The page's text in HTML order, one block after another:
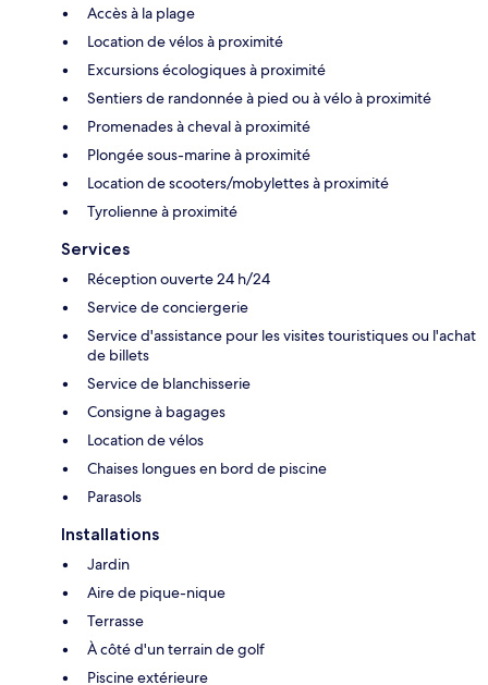
Accès à la plage
Location de vélos à proximité
Excursions écologiques à proximité
Sentiers de randonnée à pied ou à vélo à proximité
Promenades à cheval à proximité
Plongée sous-marine à proximité
Location de scooters/mobylettes à proximité
Tyrolienne à proximité
Services
Réception ouverte 24 h/24
Service de conciergerie
Service d'assistance pour les visites touristiques ou l'achat
de billets
Service de blanchisserie
Consigne à bagages
Location de vélos
Chaises longues en bord de piscine
Parasols
Installations
Jardin
Aire de pique-nique
Terrasse
À côté d'un terrain de golf
Piscine extérieure